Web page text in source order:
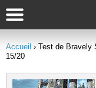
Accueil › Test de Bravely
15/20